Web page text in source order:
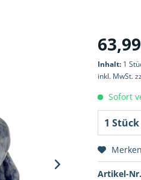
Inhalt: 1
inkl. MwSt.
Sofort
Merken
Artikel-